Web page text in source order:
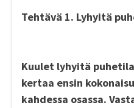
Tehtävä 1.
Kuulet lyhyitä
kertaa ensin
kahdessa osassa.